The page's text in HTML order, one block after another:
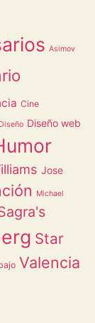
Asimov
Cine
Diseño Diseño web
Jose
Michael
Star
Valencia